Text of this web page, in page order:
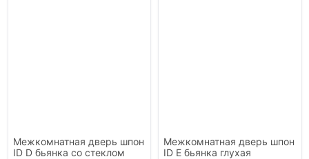
Межкомнатная дверь шпон
ID D бьянка со стеклом
Межкомнатная дверь шпон
ID E бьянка глухая